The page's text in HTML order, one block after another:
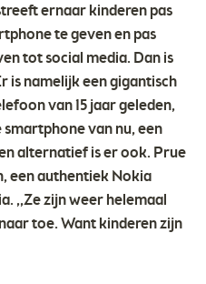
ernaar kinderen pas
te geven en pas
tot social media. Dan is
is namelijk een gigantisch
van 15 jaar geleden,
van nu, een
alternatief is er ook. Prue
een authentiek Nokia
,,Ze zijn weer helemaal
toe. Want kinderen zijn